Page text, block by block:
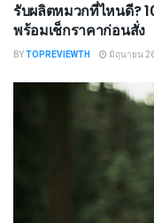
รับผลิตหมวกที่ไหนดี?
พร้อมเช็กราคาก่อนสั่ง
BYTOPREVIEWTH มิถุนายน